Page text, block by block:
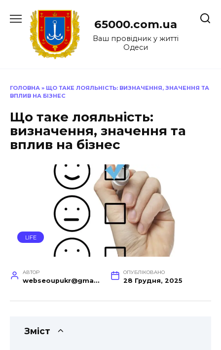
до
65000.com.ua
Ваш провідник у житті
Одеси
ГОЛОВНА » ЩО ТАКЕ ЛОЯЛЬНІСТЬ: ВИЗНАЧЕННЯ, ЗНАЧЕННЯ ТА
ВПЛИВ НА БІЗНЕС
Що таке лояльність:
визначення, значення та
вплив на бізнес
LIFE
АВТОР
webseoupukr@gmail.com
ОПУБЛІКОВАНО
28 Грудня, 2025
Зміст